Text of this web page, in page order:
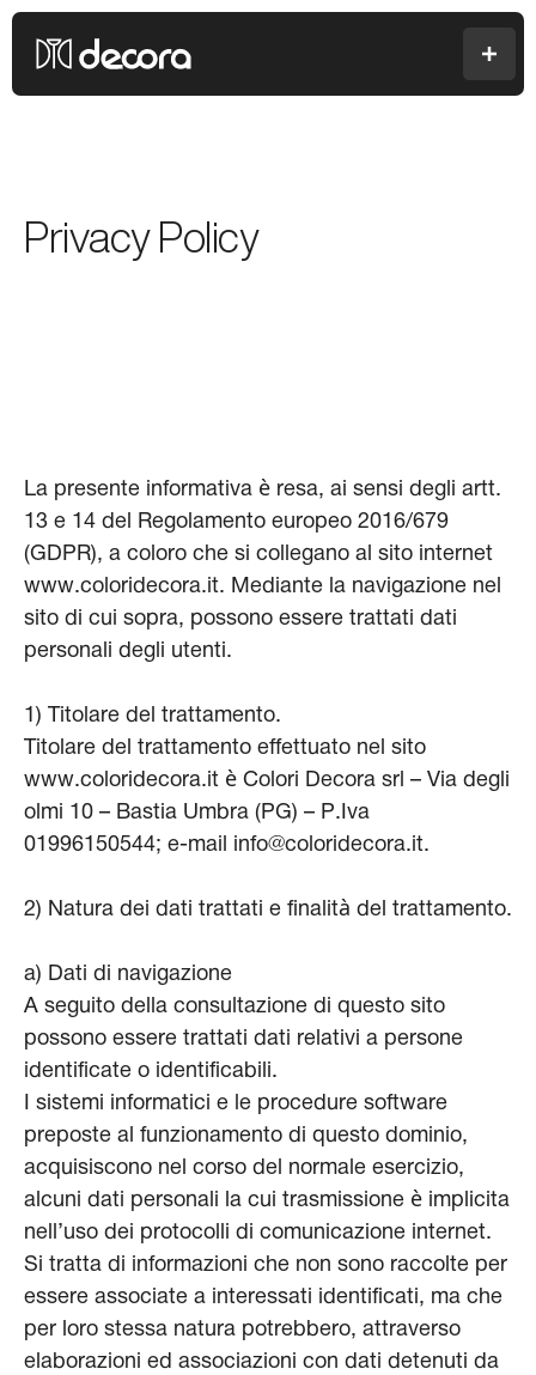
Colori Decora
Privacy Policy
La presente informativa è resa, ai sensi degli artt.
13 e 14 del Regolamento europeo 2016/679
(GDPR), a coloro che si collegano al sito internet
www.coloridecora.it. Mediante la navigazione nel
sito di cui sopra, possono essere trattati dati
personali degli utenti.
1) Titolare del trattamento.
Titolare del trattamento effettuato nel sito
www.coloridecora.it è Colori Decora srl – Via degli
olmi 10 – Bastia Umbra (PG) – P.Iva
01996150544; e-mail info@coloridecora.it.
2) Natura dei dati trattati e finalità del trattamento.
a) Dati di navigazione
A seguito della consultazione di questo sito
possono essere trattati dati relativi a persone
identificate o identificabili.
I sistemi informatici e le procedure software
preposte al funzionamento di questo dominio,
acquisiscono nel corso del normale esercizio,
alcuni dati personali la cui trasmissione è implicita
nell’uso dei protocolli di comunicazione internet.
Si tratta di informazioni che non sono raccolte per
essere associate a interessati identificati, ma che
per loro stessa natura potrebbero, attraverso
elaborazioni ed associazioni con dati detenuti da